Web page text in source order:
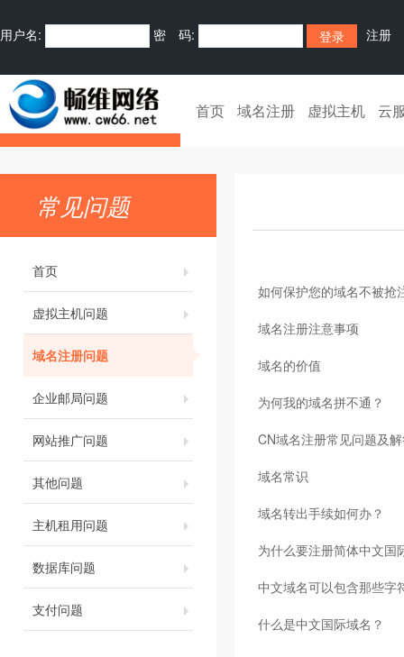
用户名: 密 码: 注册
首页 域名注册 虚拟主机 云
常见问题
首页
虚拟主机问题
域名注册问题
企业邮局问题
网站推广问题
其他问题
主机租用问题
数据库问题
支付问题
如何保护您的域名不被抢
域名注册注意事项
域名的价值
为何我的域名拼不通？
CN域名注册常见问题及
域名常识
域名转出手续如何办？
为什么要注册简体中文国
中文域名可以包含那些字
什么是中文国际域名？